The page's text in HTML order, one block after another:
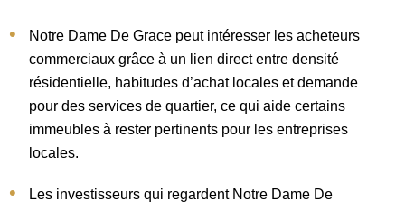
Notre Dame De Grace peut intéresser les acheteurs
commerciaux grâce à un lien direct entre densité
résidentielle, habitudes d’achat locales et demande
pour des services de quartier, ce qui aide certains
immeubles à rester pertinents pour les entreprises
locales.
Les investisseurs qui regardent Notre Dame De